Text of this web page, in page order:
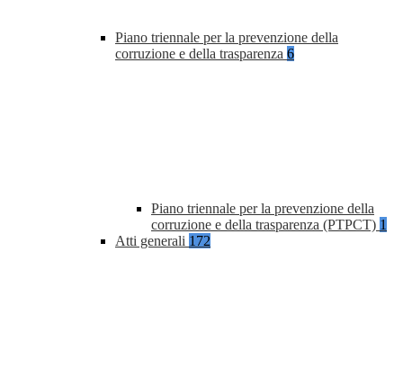
Piano triennale per la prevenzione della
corruzione e della trasparenza 6
Piano triennale per la prevenzione della
corruzione e della trasparenza (PTPCT) 1
Atti generali 172